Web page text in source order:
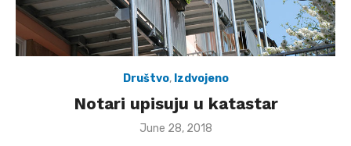
Društvo, Izdvojeno
Notari upisuju u katastar
Posted
June 28, 2018